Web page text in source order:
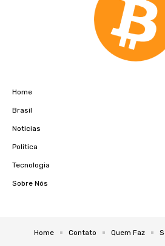
Home
Brasil
Noticias
Politica
Tecnologia
Sobre Nós
Home Contato Quem Faz